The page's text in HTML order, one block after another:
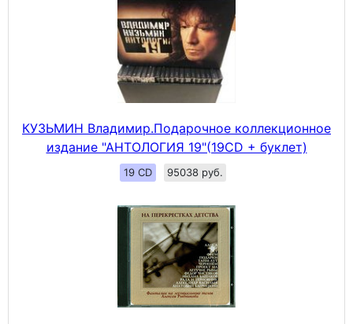
КУЗЬМИН Владимир.Подарочное коллекционное
издание "АНТОЛОГИЯ 19"(19CD + буклет)
19 CD 95038 руб.